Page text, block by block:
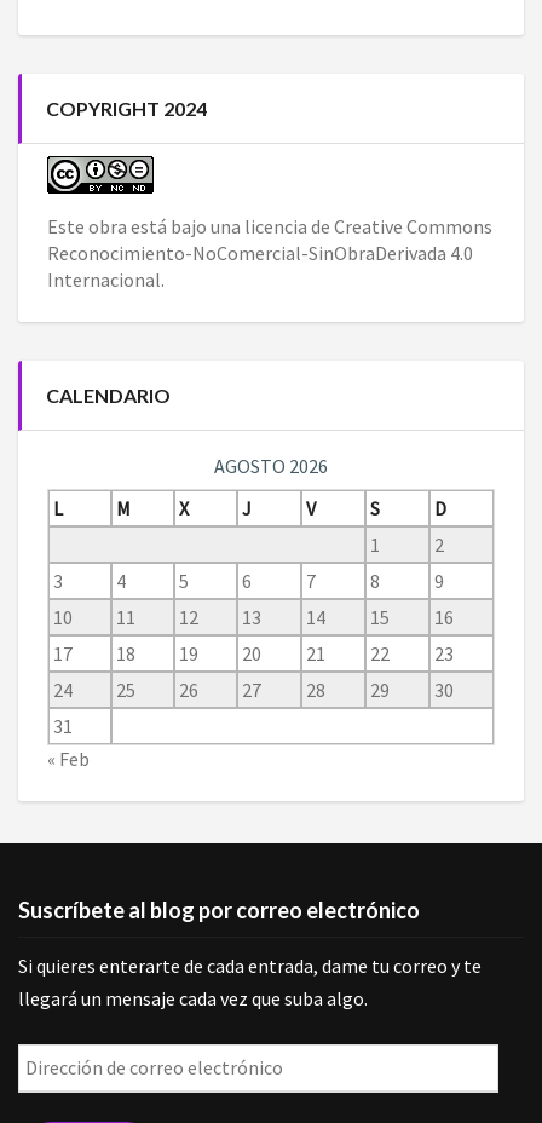
COPYRIGHT 2024
Este obra está bajo una licencia de Creative Commons
Reconocimiento-NoComercial-SinObraDerivada 4.0
Internacional.
CALENDARIO
AGOSTO 2026
L
M X J V S
D
1
2
3
4 5 6 7 8
9
10
11 12 13 14 15
16
17
18 19 20 21 22
23
24
25 26 27 28 29
30
31
« Feb
Suscríbete al blog por correo electrónico
Si quieres enterarte de cada entrada, dame tu correo y te
llegará un mensaje cada vez que suba algo.
Dirección
de